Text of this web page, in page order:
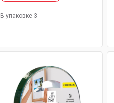
В упаковке 3